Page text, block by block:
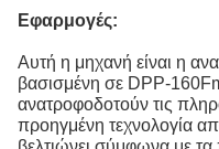
Εφαρμογές:
Αυτή η μηχανή είναι η
βασισμένη σε DPP-
ανατροφοδοτούν τις
προηγμένη τεχνολογία